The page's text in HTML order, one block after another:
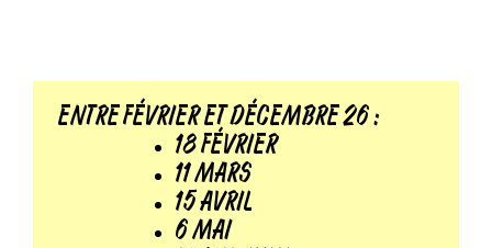
ENTRE FÉVRIER ET DÉCEMBRE 26 :
18 FÉVRIER
11 MARS
15 AVRIL
6 MAI